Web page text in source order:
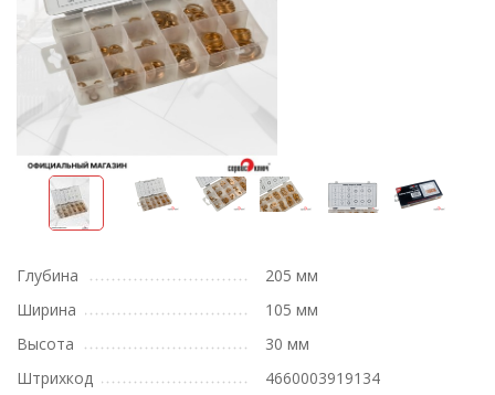
Глубина
205 мм
Ширина
105 мм
Высота
30 мм
Штрихкод
4660003919134